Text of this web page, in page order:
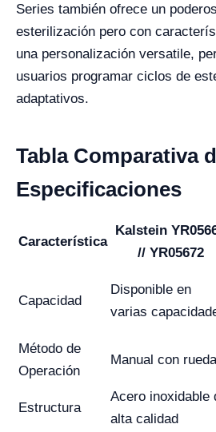
Series también ofrece un
esterilización pero con
una personalización versatile,
usuarios programar ciclos de
adaptativos.
Tabla Comparativa
Especificaciones
Característica
Kalstein
// YR05672
Capacidad
Disponible en
varias
Método de
Operación
Manual con rueda
Estructura
Acero inoxidable
alta calidad